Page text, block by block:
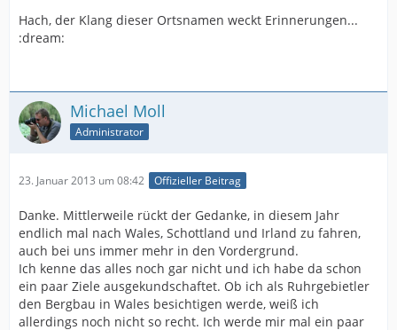
Hach, der Klang dieser Ortsnamen weckt Erinnerungen...
:dream:
Michael Moll
Administrator
23. Januar 2013 um 08:42 Offizieller Beitrag
Danke. Mittlerweile rückt der Gedanke, in diesem Jahr
endlich mal nach Wales, Schottland und Irland zu fahren,
auch bei uns immer mehr in den Vordergrund.
Ich kenne das alles noch gar nicht und ich habe da schon
ein paar Ziele ausgekundschaftet. Ob ich als Ruhrgebietler
den Bergbau in Wales besichtigen werde, weiß ich
allerdings noch nicht so recht. Ich werde mir mal ein paar